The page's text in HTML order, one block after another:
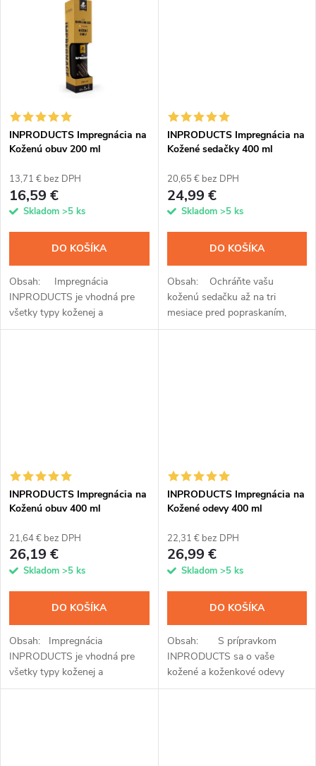
v
INPRODUCTS Impregnácia na
Koženú obuv 200 ml
13,71 € bez DPH
16,59 €
Skladom >5 ks
DO KOŠÍKA
Obsah: Impregnácia
INPRODUCTS je vhodná pre
všetky typy koženej a
koženkovej obuvi a plní funkciu
INPRODUCTS Impregnácia na
Kožené sedačky 400 ml
20,65 € bez DPH
24,99 €
Skladom >5 ks
DO KOŠÍKA
Obsah: Ochráňte vašu
koženú sedačku až na tri
mesiace pred popraskaním,
vlhkom a nečistotami
INPRODUCTS Impregnácia na
Koženú obuv 400 ml
21,64 € bez DPH
26,19 €
Skladom >5 ks
DO KOŠÍKA
Obsah: Impregnácia
INPRODUCTS je vhodná pre
všetky typy koženej a
koženkovej obuvi a plní funkciu
INPRODUCTS Impregnácia na
Kožené odevy 400 ml
22,31 € bez DPH
26,99 €
Skladom >5 ks
DO KOŠÍKA
Obsah: S prípravkom
INPRODUCTS sa o vaše
kožené a koženkové odevy
perfektne postaráte. Vďaka